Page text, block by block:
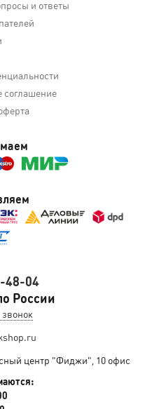
и ответы
соглашение
48-04
России
звонок
центр "Фиджи", 10 офис